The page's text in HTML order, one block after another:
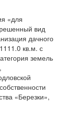
«для
вид
дачного
кв.м. с
земель
«Березки»,